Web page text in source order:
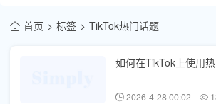
首页 标签 TikTok热门话题
如何在TikTok上使用
2026-4-28 00:02